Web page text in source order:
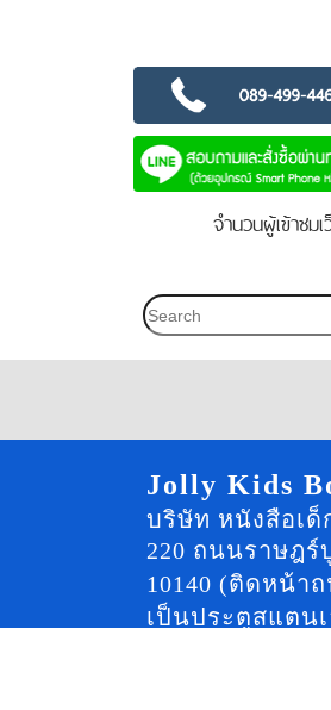
จำนวนผู้เข้าชมเ
Jolly Kids
บริษัท หนังสือเ
220 ถนนราษฎ
10140 (ติดหน้า
เป็นประตูสแตน